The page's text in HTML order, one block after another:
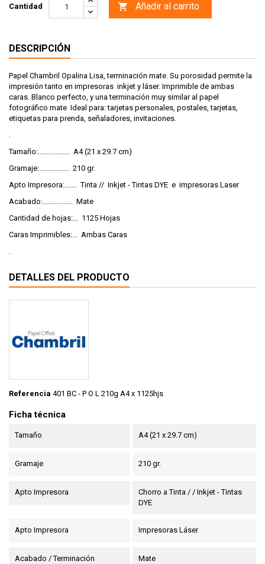
Cantidad  Añadir al carrito
DESCRIPCIÓN
Papel Chambril Opalina Lisa, terminación mate. Su porosidad permite la
impresión tanto en impresoras inkjet y láser. Imprimible de ambas
caras. Blanco perfecto, y una terminación muy similar al papel
fotográfico mate Ideal para: tarjetas personales, postales, tarjetas,
etiquetas para prenda, señaladores, invitaciones.
.
Tamaño:.................. A4 (21 x 29.7 cm)
Gramaje:................. 210 gr.
Apto Impresora:....... Tinta // Inkjet - Tintas DYE e impresoras Laser
Acabado:................. Mate
Cantidad de hojas:... 1125 Hojas
Caras Imprimibles:... Ambas Caras
.
DETALLES DEL PRODUCTO
Referencia 401 BC - P O L 210g A4 x 1125hjs
Ficha técnica
Tamaño A4 (21 x 29.7 cm)
Gramaje 210 gr.
Apto Impresora
Chorro a Tinta / / Inkjet - Tintas
DYE
Apto Impresora Impresoras Láser
Acabado / Terminación Mate